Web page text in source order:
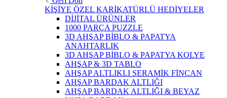
KİŞİYE ÖZEL KARİKATÜRLÜ HEDİYELER
DİJİTAL ÜRÜNLER
1000 PARÇA PUZZLE
3D AHŞAP BİBLO & PAPATYA
ANAHTARLIK
3D AHŞAP BİBLO & PAPATYA KOLYE
AHŞAP & 3D TABLO
AHŞAP ALTLIKLI SERAMİK FİNCAN
AHŞAP BARDAK ALTLIĞI
AHŞAP BARDAK ALTLIĞI & BEYAZ